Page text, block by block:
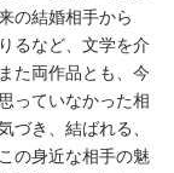
の結婚相手から
るなど、文学を介
た両作品とも、今
っていなかった相
づき、結ばれる、
の身近な相手の魅